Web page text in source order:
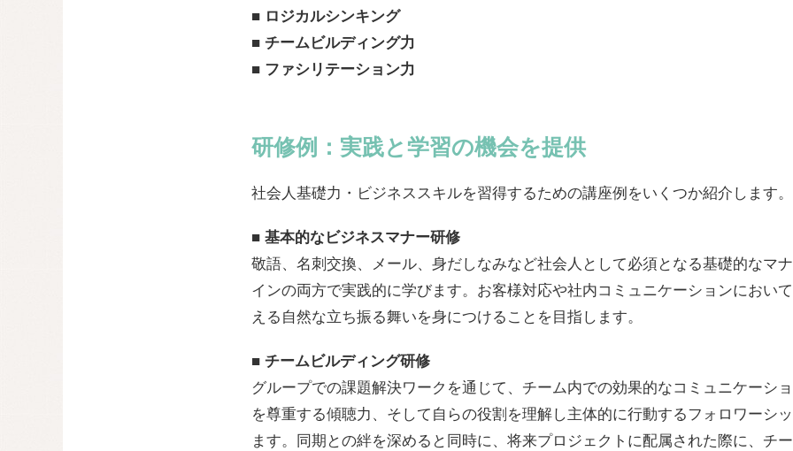
■ ロジカルシンキング
■ チームビルディング力
■ ファシリテーション力
研修例：実践と学習の機会を提供
社会人基礎力・ビジネススキルを習得するための講座例をいくつか紹介します。
■ 基本的なビジネスマナー研修
敬語、名刺交換、メール、身だしなみなど社会人として必須となる基礎的なマ
インの両方で実践的に学びます。お客様対応や社内コミュニケーションにおい
える自然な立ち振る舞いを身につけることを目指します。
■ チームビルディング研修
グループでの課題解決ワークを通じて、チーム内での効果的なコミュニケーシ
を尊重する傾聴力、そして自らの役割を理解し主体的に行動するフォロワーシ
ます。同期との絆を深めると同時に、将来プロジェクトに配属された際に、チ